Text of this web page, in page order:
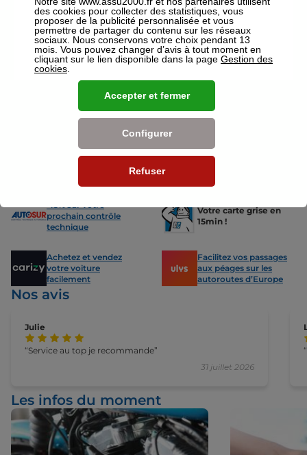
Nos offres pour les particuliers
Assurance Auto
Des tarifs adaptés à tous les profils
malussés ou résiliés : nous avons
des solutions pour chacun.
Nos avantages
-15% sur votre
prochain contrôle
technique
Votre carte grise en
15min !
Achetez et vendez
votre voiture
facilement
Facilitez vos passages
aux péages sur les
autoroutes d’Europe
Nos avis
Julie
31 juillet 2026
Service au top je recommande
Les infos du moment
des cookies pour collecter des statistiques, vous
proposer de la publicité personnalisée et vous
permettre de partager du contenu sur les réseaux
sociaux. Nous conservons votre choix pendant 13
mois. Vous pouvez changer d’avis à tout moment en
cliquant sur le lien disponible dans la page Gestion des
cookies
Refuser
Configurer
Accepter et fermer